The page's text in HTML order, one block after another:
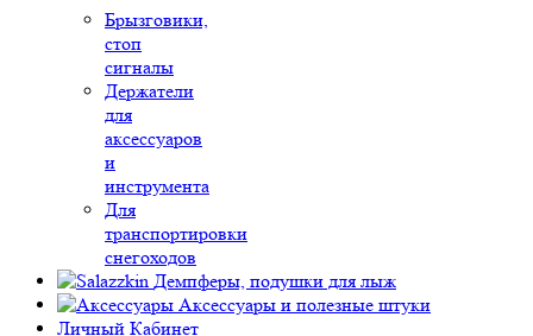
Брызговики,
стоп
сигналы
Держатели
для
аксессуаров
и
инструмента
Для
транспортировки
снегоходов
Демпферы, подушки для лыж
Аксессуары и полезные штуки
Личный Кабинет